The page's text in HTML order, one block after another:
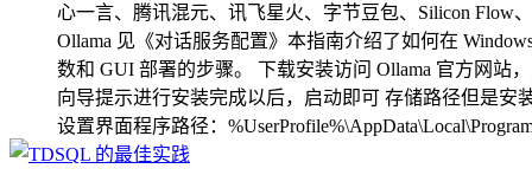
心一言、腾讯混元、讯飞星火、字节豆包、Silicon Flow
Ollama 见《对话服务配置》本指南介绍了如何在
数和 GUI 部署的步骤。 下载安装访问 Ollama 官方网站
向导提示进行安装完成以后，启动即可 存储路径但是
设置界面程序路径：